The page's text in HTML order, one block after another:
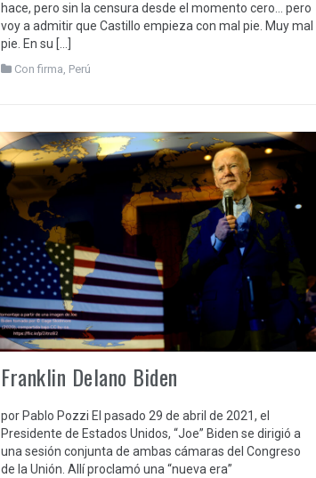
hace, pero sin la censura desde el momento cero… pero
voy a admitir que Castillo empieza con mal pie. Muy mal
pie. En su […]
Con firma, Perú
Franklin Delano Biden
por Pablo Pozzi El pasado 29 de abril de 2021, el
Presidente de Estados Unidos, “Joe” Biden se dirigió a
una sesión conjunta de ambas cámaras del Congreso
de la Unión. Allí proclamó una “nueva era”